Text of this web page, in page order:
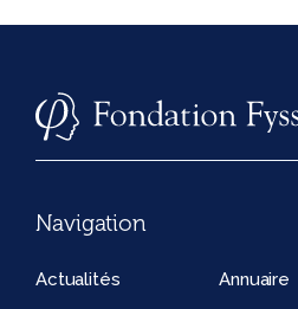
Navigation
Actualités
Annuaire